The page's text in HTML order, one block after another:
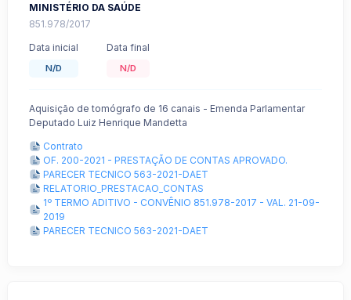
MINISTÉRIO DA SAÚDE
851.978/2017
Data inicial
N/D
Data final
N/D
Aquisição de tomógrafo de 16 canais - Emenda Parlamentar
Deputado Luiz Henrique Mandetta
Contrato
OF. 200-2021 - PRESTAÇÃO DE CONTAS APROVADO.
PARECER TECNICO 563-2021-DAET
RELATORIO_PRESTACAO_CONTAS
1º TERMO ADITIVO - CONVÊNIO 851.978-2017 - VAL. 21-09-
2019
PARECER TECNICO 563-2021-DAET